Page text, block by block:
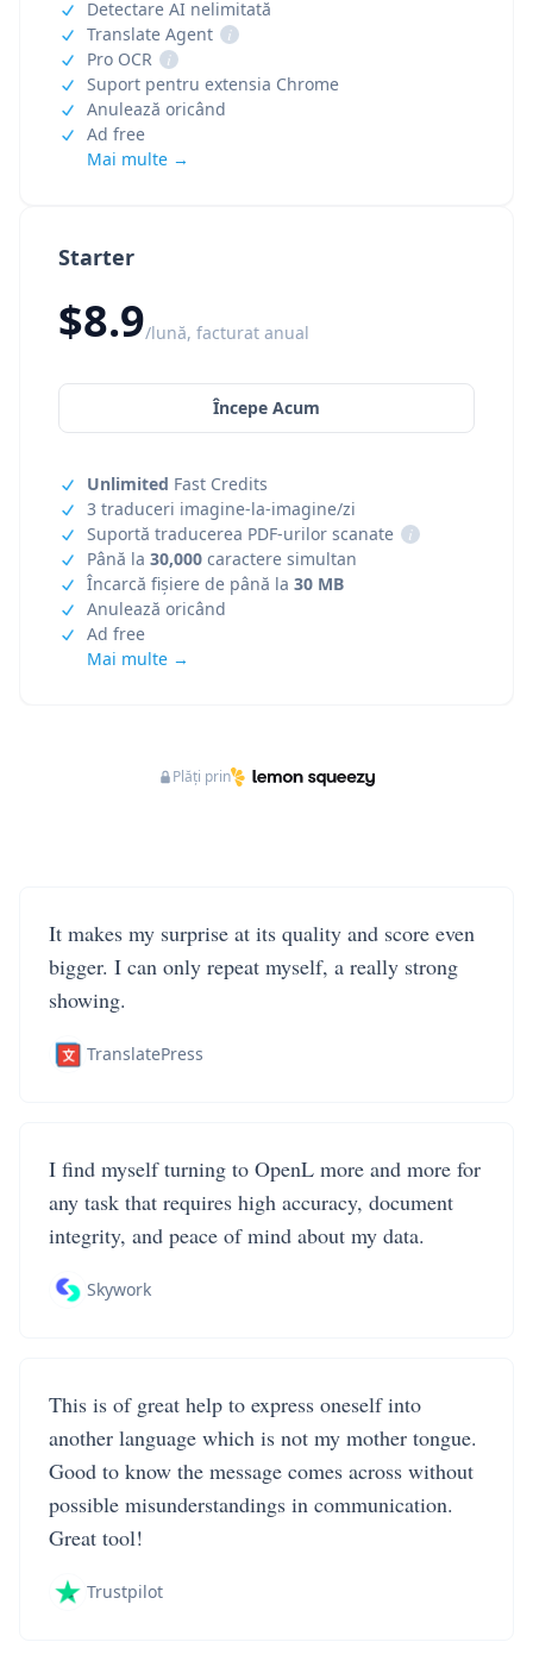
Starter
$8.9/lună, facturat anual
Începe Acum
Unlimited Fast Credits
3 traduceri imagine-la-imagine/zi
Suportă traducerea PDF-urilor scanate
i
Până la 30,000 caractere simultan
Încarcă fișiere de până la 30 MB
Anulează oricând
Ad free
Mai multe →
Detectare AI nelimitată
Translate Agent
i
Pro OCR
i
Suport pentru extensia Chrome
Anulează oricând
Ad free
Mai multe →
Plăți prin
It makes my surprise at its quality and score even
bigger. I can only repeat myself, a really strong
showing.
TranslatePress
I find myself turning to OpenL more and more for
any task that requires high accuracy, document
integrity, and peace of mind about my data.
Skywork
This is of great help to express oneself into
another language which is not my mother tongue.
Good to know the message comes across without
possible misunderstandings in communication.
Great tool!
Trustpilot